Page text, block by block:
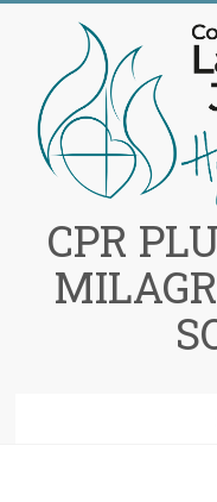
contenido
CPR